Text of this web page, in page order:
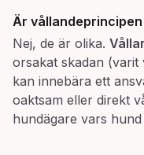
Är
Nej, de är olika.
orsakat skadan (varit
kan innebära ett
oaktsam eller direkt
hundägare vars